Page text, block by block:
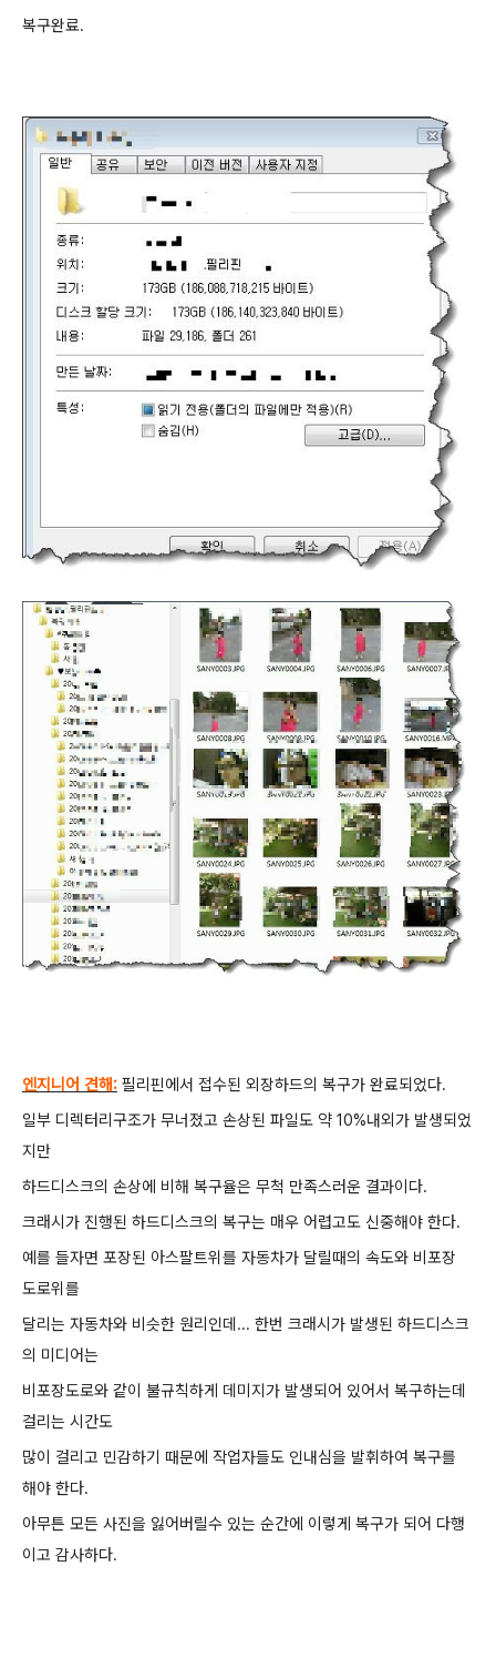
복구완료.
엔지니어 견해: 필리핀에서 접수된 외장하드의 복구가 완료되었다.
일부 디렉터리구조가 무너졌고 손상된 파일도 약 10%내외가 발생되었
지만
하드디스크의 손상에 비해 복구율은 무척 만족스러운 결과이다.
크래시가 진행된 하드디스크의 복구는 매우 어렵고도 신중해야 한다.
예를 들자면 포장된 아스팔트위를 자동차가 달릴때의 속도와 비포장
도로위를
달리는 자동차와 비슷한 원리인데... 한번 크래시가 발생된 하드디스크
의 미디어는
비포장도로와 같이 불규칙하게 데미지가 발생되어 있어서 복구하는데
걸리는 시간도
많이 걸리고 민감하기 때문에 작업자들도 인내심을 발휘하여 복구를
해야 한다.
아무튼 모든 사진을 잃어버릴수 있는 순간에 이렇게 복구가 되어 다행
이고 감사하다.